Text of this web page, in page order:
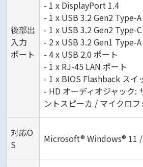
後部出
入力
ポート
- 1 x DisplayPort 1.4
- 1 x USB 3.2 Gen2 Type-
- 1 x USB 3.2 Gen2 Type-
- 2 x USB 3.2 Gen1 Type-
- 4 x USB 2.0 ポート
- 1 x RJ-45 LAN ポート
- 1 x BIOS Flashback スイ
- HD オーディオジャック:
ントスピーカ / マイクロフ
対応O
S
Microsoft® Windows® 11